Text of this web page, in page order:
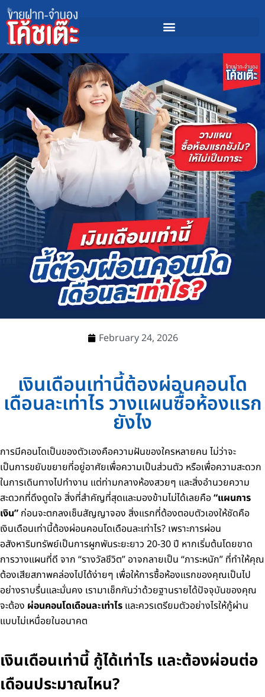
February 24, 2026
เงินเดือนเท่านี้ต้องผ่อนคอนโด
เดือนละเท่าไร วางแผนซื้อห้องแรก
ยังไง
การมีคอนโดเป็นของตัวเองคือความฝันของใครหลายคน ไม่ว่าจะ
เป็นการขยับขยายที่อยู่อาศัยเพื่อความเป็นส่วนตัว หรือเพื่อความสะดวก
ในการเดินทางไปทำงาน แต่ท่ามกลางห้องสวยๆ และสิ่งอำนวยความ
สะดวกที่ดึงดูดใจ สิ่งที่สำคัญที่สุดและมองข้ามไม่ได้เลยคือ“แผนการ
เงิน” ก่อนจะตกลงเซ็นสัญญาจอง สิ่งแรกที่ต้องตอบตัวเองให้ชัดคือ
เงินเดือนเท่านี้ต้องผ่อนคอนโดเดือนละเท่าไร? เพราะการผ่อน
อสังหาริมทรัพย์เป็นการผูกพันระยะยาว 20-30 ปี หากเริ่มต้นโดยขาด
การวางแผนที่ดี จาก “รางวัลชีวิต” อาจกลายเป็น “ภาระหนัก” ที่ทำให้คุณ
ต้องเสียสภาพคล่องไปได้ง่ายๆ เพื่อให้การซื้อห้องแรกของคุณเป็นไป
อย่างราบรื่นและมั่นคง เรามาเช็กกันว่าด้วยฐานรายได้ปัจจุบันของคุณ
จะต้อง ผ่อนคอนโดเดือนละเท่าไร และควรเตรียมตัวอย่างไรให้กู้ผ่าน
แบบไม่เหนื่อยในอนาคต
เงินเดือนเท่านี้ กู้ได้เท่าไร และต้องผ่อนต่อ
เดือนประมาณไหน?